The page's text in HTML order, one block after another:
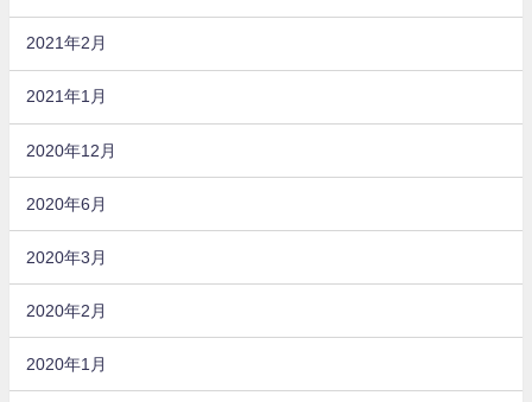
2021年2月
2021年1月
2020年12月
2020年6月
2020年3月
2020年2月
2020年1月